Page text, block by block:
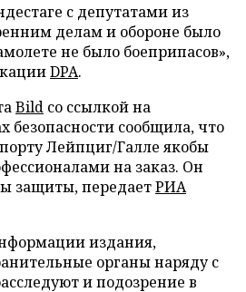
с депутатами из
делам и обороне было
не было боеприпасов»,
DPA.
Bild со ссылкой на
безопасности сообщила, что
Лейпциг/Галле якобы
на заказ. Он
защиты, передаетРИА
издания,
органы наряду с
и подозрение в